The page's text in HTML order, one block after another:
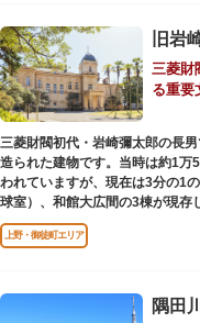
旧岩
三菱財
る重要
三菱財閥初代・岩崎彌太郎の長
造られた建物です。当時は約1万
われていますが、現在は3分の1
球室）、和館大広間の3棟が現存
【洋館】
鹿鳴館の建築家として知られる
ています。
上野・御徒町エリア
隅田川